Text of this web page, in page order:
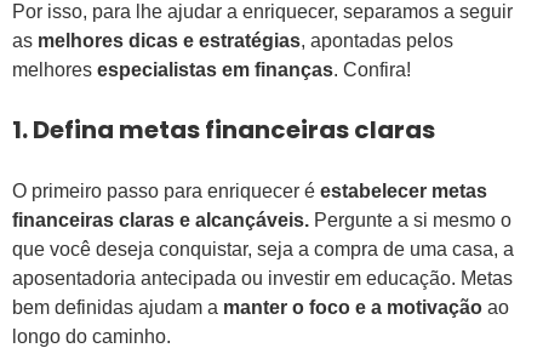
Por isso, para lhe ajudar a enriquecer, separamos a seguir
as melhores dicas e estratégias, apontadas pelos
melhores especialistas em finanças. Confira!
1. Defina metas financeiras claras
O primeiro passo para enriquecer é estabelecer metas
financeiras claras e alcançáveis. Pergunte a si mesmo o
que você deseja conquistar, seja a compra de uma casa, a
aposentadoria antecipada ou investir em educação. Metas
bem definidas ajudam a manter o foco e a motivação ao
longo do caminho.